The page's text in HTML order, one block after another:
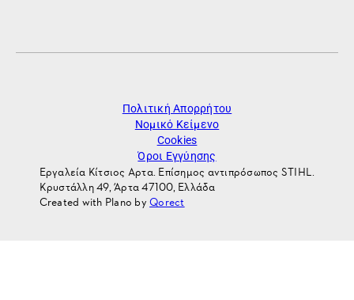
Πολιτική Απορρήτου
Νομικό Κείμενο
Cookies
Όροι Εγγύησης
Εργαλεία Κίτσιος Αρτα. Επίσημος αντιπρόσωπος STIHL.
Κρυστάλλη 49, Άρτα 47100, Ελλάδα
Created with Plano byQorect